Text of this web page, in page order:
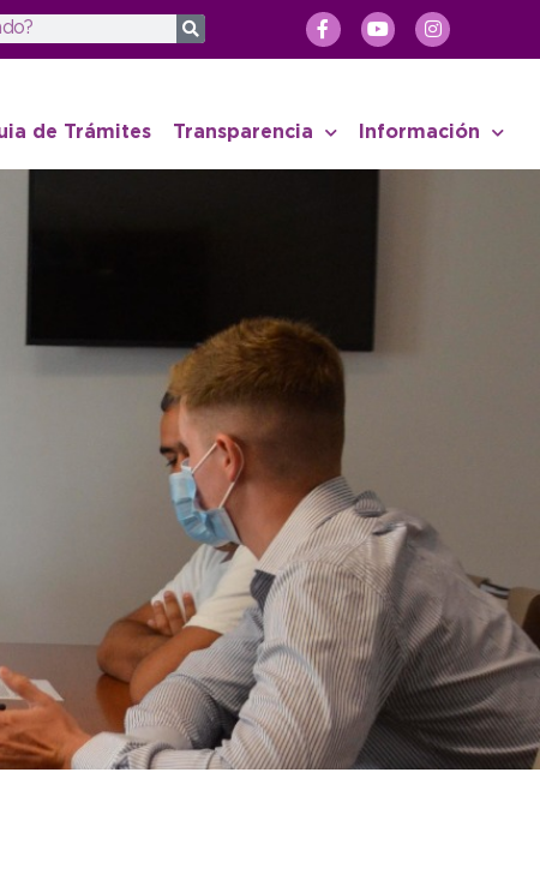
de Trámites Transparencia Información